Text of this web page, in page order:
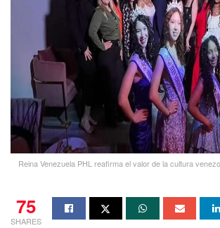
Reina Venezuela PHL reafirma el valor de la cultura
75
SHARES